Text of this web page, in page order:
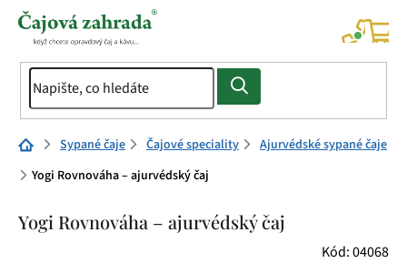
Přejít
Domů Sypané čaje Čajové speciality
Ajurvédské sypané čaje
Yogi Rovnováha – ajurvédský čaj
Yogi Rovnováha – ajurvédský čaj
Kód:04068